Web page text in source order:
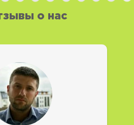
оплаты ?
услуги и необходимые
лицами.
о нас